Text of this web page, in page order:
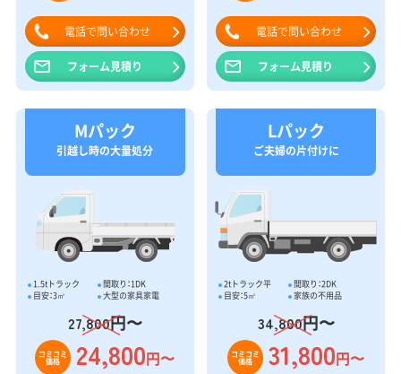
電話で問い合わせ
フォーム見積り
電話で問い合わせ
フォーム見積り
Mパック
引越し時の大量処分
1.5tトラック
間取り：1DK
目安：3㎥
大型の家具家電
27,800円〜
コミコミ
価格 24,800円〜
Lパック
ご夫婦の片付けに
2tトラック平
間取り：2DK
目安：5㎥
家族の不用品
34,800円〜
コミコミ
価格 31,800円〜